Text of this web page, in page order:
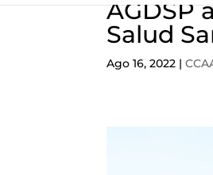
AGDSP
Salud
Ago 16, 2022 |